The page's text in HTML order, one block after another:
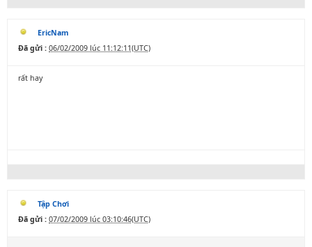
EricNam
Đã gửi : 06/02/2009 lúc 11:12:11(UTC)
rất hay
Tập Chơi
Đã gửi : 07/02/2009 lúc 03:10:46(UTC)